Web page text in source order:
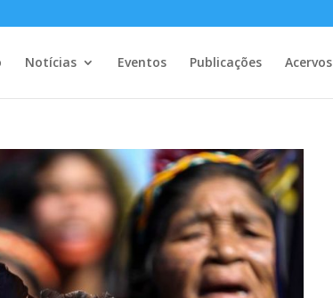
Notícias Eventos Publicações Acervos